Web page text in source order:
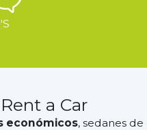
a Car
económicos, sedanes